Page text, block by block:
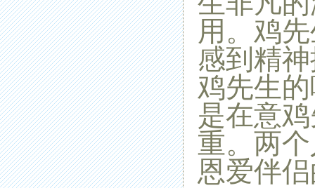
用。鸡
感到精
鸡先生
是在意
重。两
恩爱伴